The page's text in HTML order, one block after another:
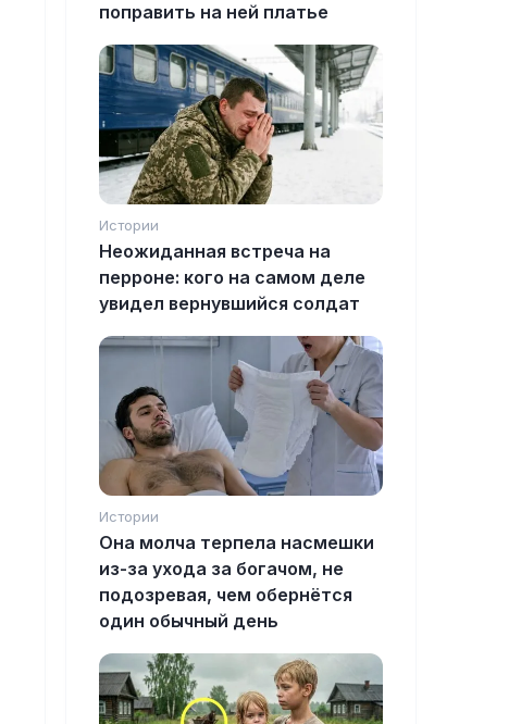
поправить на ней платье
Истории
Неожиданная встреча на
перроне: кого на самом деле
увидел вернувшийся солдат
Истории
Она молча терпела насмешки
из-за ухода за богачом, не
подозревая, чем обернётся
один обычный день